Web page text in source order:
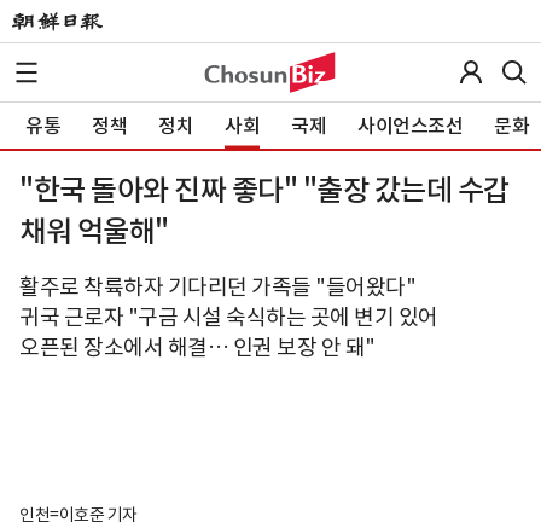
유통 정책 정치 사회 국제 사이언스조선 문화
"한국 돌아와 진짜 좋다" "출장 갔는데 수갑
채워 억울해"
활주로 착륙하자 기다리던 가족들 "들어왔다"
귀국 근로자 "구금 시설 숙식하는 곳에 변기 있어
오픈된 장소에서 해결… 인권 보장 안 돼"
인천=이호준 기자